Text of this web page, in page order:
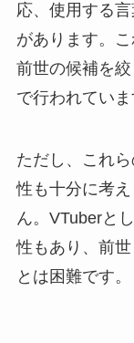
応、使用する
があります。
前世の候補を
で行われていま
ただし、これ
性も十分に考
ん。VTuberと
性もあり、前
とは困難です。